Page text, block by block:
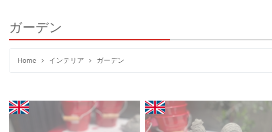
ガーデン
Home インテリア ガーデン